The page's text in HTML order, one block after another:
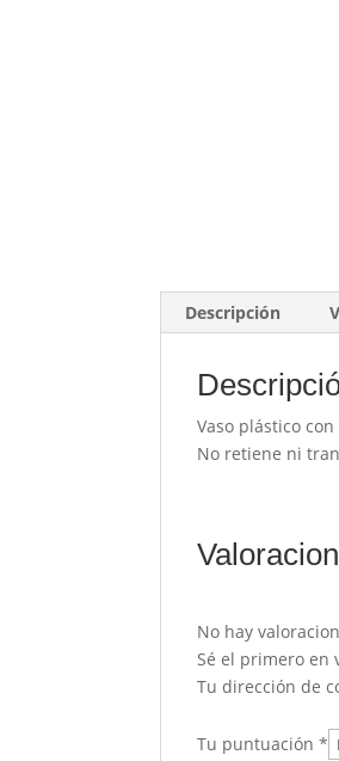
Descripción
Vaso plástico
No retiene ni
No hay
Sé el primero en
Tu dirección de
Tu puntuación*